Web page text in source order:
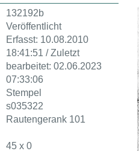
132192b
Veröffentlicht
Erfasst: 10.08.2010
18:41:51 / Zuletzt
bearbeitet: 02.06.2023
07:33:06
Stempel
s035322
Rautengerank 101
45 x 0